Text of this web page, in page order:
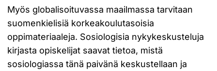
Myös globalisoituvassa maailmassa tarvitaan
suomenkielisiä korkeakoulutasoisia
oppimateriaaleja. Sosiologisia nykykeskusteluja
kirjasta opiskelijat saavat tietoa, mistä
sosiologiassa tänä paivänä keskustellaan ja